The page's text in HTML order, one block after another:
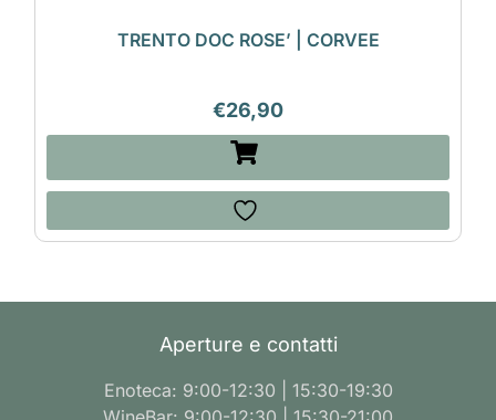
TRENTO DOC ROSE’ | CORVEE
€26,90
Aperture e contatti
Enoteca: 9:00-12:30 | 15:30-19:30